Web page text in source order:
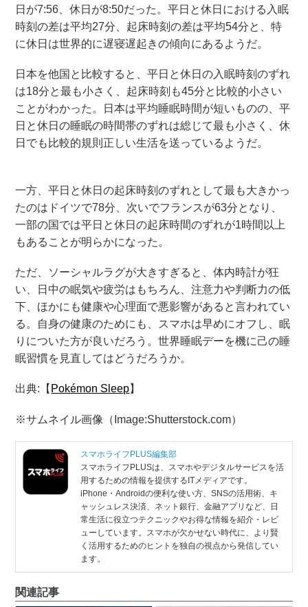
日が7:56、休日が8:50だった。平日と休日における入眠
時刻の差は平均27分、起床時刻の差は平均54分と、特
に休日は世界的に遅寝遅起きの傾向にあるようだ。
日本を他国と比較すると、平日と休日の入眠時刻のずれ
は18分と最も小さく、起床時刻も45分と比較的小さい
ことがわかった。日本は平均睡眠時間が短いものの、平
日と休日の睡眠の時間帯のずれは総じて最も小さく、休
日でも比較的規則正しい生活を送っているようだ。
一方、平日と休日の起床時刻のずれとして最も大きかっ
たのはドイツで78分、次いでフランスが63分となり、
一部の国では平日と休日の起床時間のずれが1時間以上
もあることが明らかになった。
ただ、ソーシャルラグが大きすぎると、体内時計が狂
い、日中の眠気や疲労はもちろん、注意力や判断力の低
下、ほかにも健康や心理面で悪影響があると言われてい
る。自身の健康のためにも、スマホは早めにオフし、眠
りについた方が良いだろう。世界睡眠デーを機に己の睡
眠習慣を見直してはどうだろうか。
出典:【 Pokémon Sleep】
※サムネイル画像（Image:Shutterstock.com）
スマホライフPLUS編集部
スマホライフPLUSは、スマホやデジタルサービスを活
用するための情報を提供するITメディアです。
iPhone・Androidの便利な使い方、SNSの活用術、キ
ャッシュレス決済、ネット銀行、金融アプリなど、日
常生活に役立つテクニックやお得な情報を紹介・レビ
ューしています。スマホが欠かせない時代に、より賢
く活用するためのヒントを独自の視点から発信してい
ます。
関連記事